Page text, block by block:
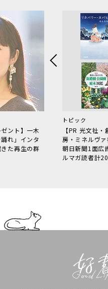
ント】一木
れ」インタ
た再生の群
トピック
【PR 光文社
房・ミネルヴ
朝日新聞1面広
ルマガ読者計